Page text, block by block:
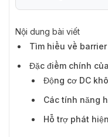
Đặc điểm chính
Nội dung bài viết
Tìm hiểu về
Đặc điểm chính
Động cơ DC
Các tính năng
Hỗ trợ phát